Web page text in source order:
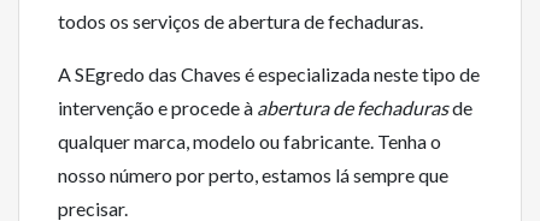
todos os serviços de abertura de fechaduras.
A SEgredo das Chaves é especializada neste tipo de
intervenção e procede à abertura de fechadurasde
qualquer marca, modelo ou fabricante. Tenha o
nosso número por perto, estamos lá sempre que
precisar.